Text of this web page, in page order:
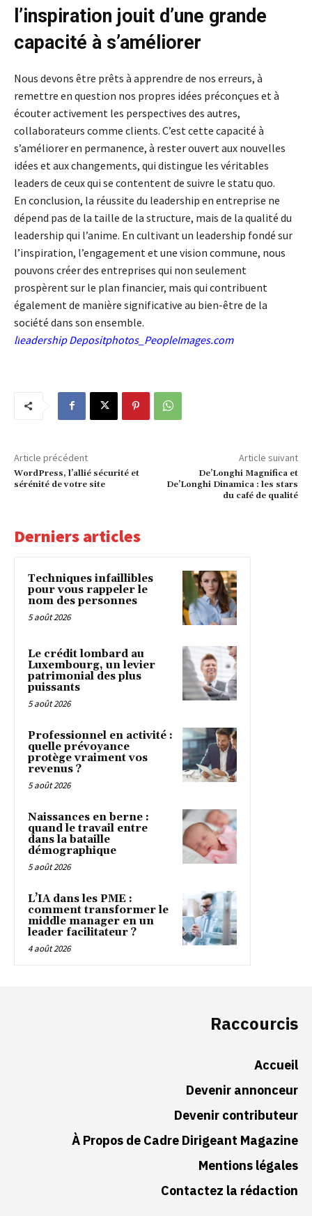
l’inspiration jouit d’une grande
capacité à s’améliorer
Nous devons être prêts à apprendre de nos erreurs, à
remettre en question nos propres idées préconçues et à
écouter activement les perspectives des autres,
collaborateurs comme clients. C’est cette capacité à
s’améliorer en permanence, à rester ouvert aux nouvelles
idées et aux changements, qui distingue les véritables
leaders de ceux qui se contentent de suivre le statu quo.
En conclusion, la réussite du leadership en entreprise ne
dépend pas de la taille de la structure, mais de la qualité du
leadership qui l’anime. En cultivant un leadership fondé sur
l’inspiration, l’engagement et une vision commune, nous
pouvons créer des entreprises qui non seulement
prospèrent sur le plan financier, mais qui contribuent
également de manière significative au bien-être de la
société dans son ensemble.
lleadership Depositphotos_PeopleImages.com
Article précédent
WordPress, l’allié sécurité et
sérénité de votre site
Article suivant
De’Longhi Magnifica et
De’Longhi Dinamica : les stars
du café de qualité
Derniers articles
Techniques infaillibles
pour vous rappeler le
nom des personnes
5 août 2026
Le crédit lombard au
Luxembourg, un levier
patrimonial des plus
puissants
5 août 2026
Professionnel en activité :
quelle prévoyance
protège vraiment vos
revenus ?
5 août 2026
Naissances en berne :
quand le travail entre
dans la bataille
démographique
5 août 2026
L’IA dans les PME :
comment transformer le
middle manager en un
leader facilitateur ?
4 août 2026
Raccourcis
Accueil
Devenir annonceur
Devenir contributeur
À Propos de Cadre Dirigeant Magazine
Mentions légales
Contactez la rédaction